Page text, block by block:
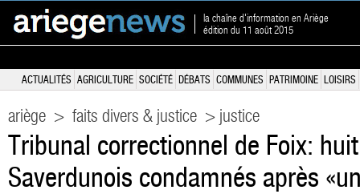
la chaîne d'information en Ariège
édition du 11 août 2015
ACTUALITÉS AGRICULTURE SOCIÉTÉ DÉBATS COMMUNES PATRIMOINE LOISIRS
ariège > faits divers & justice > justice
Tribunal correctionnel de Foix:
Saverdunois condamnés après